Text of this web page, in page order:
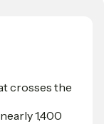
crosses the
1,400